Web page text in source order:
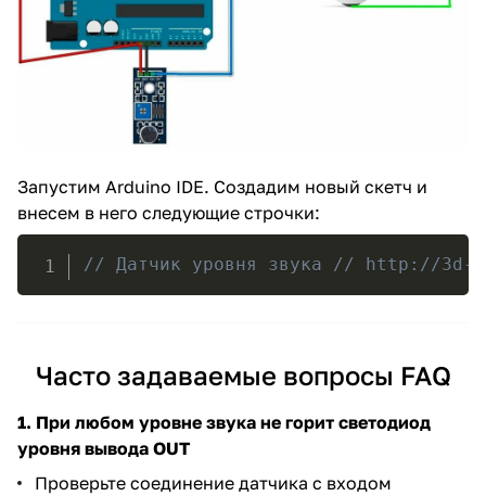
Запустим Arduino IDE. Создадим новый скетч и
внесем в него следующие строчки:
// Датчик уровня звука // http://3d-
Часто задаваемые вопросы FAQ
1. При любом уровне звука не горит светодиод
уровня вывода OUT
Проверьте соединение датчика с входом